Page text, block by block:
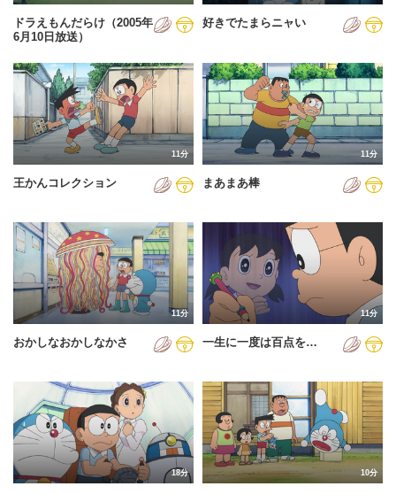
ドラえもんだらけ（2005年
6月10日放送）
好きでたまらニャい
11分
王かんコレクション
11分
まあまあ棒
11分
おかしなおかしなかさ
11分
一生に一度は百点を…
18分 10分